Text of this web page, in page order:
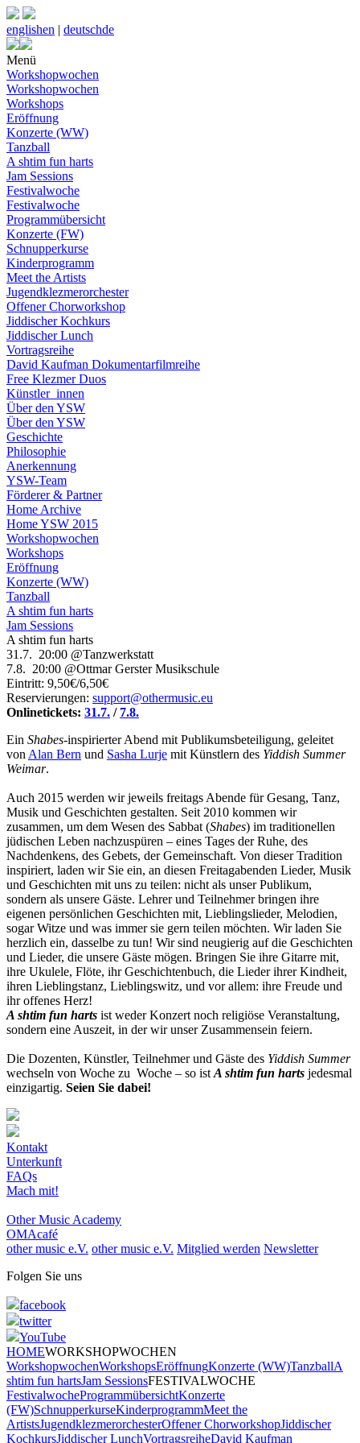
englishen | deutschde
Menü
Workshopwochen
Workshopwochen
Workshops
Eröffnung
Konzerte (WW)
Tanzball
A shtim fun harts
Jam Sessions
Festivalwoche
Festivalwoche
Programmübersicht
Konzerte (FW)
Schnupperkurse
Kinderprogramm
Meet the Artists
Jugendklezmerorchester
Offener Chorworkshop
Jiddischer Kochkurs
Jiddischer Lunch
Vortragsreihe
David Kaufman Dokumentarfilmreihe
Free Klezmer Duos
Künstler_innen
Über den YSW
Über den YSW
Geschichte
Philosophie
Anerkennung
YSW-Team
Förderer & Partner
Home Archive
Home YSW 2015
Workshopwochen
Workshops
Eröffnung
Konzerte (WW)
Tanzball
A shtim fun harts
Jam Sessions
A shtim fun harts
31.7. 20:00 @Tanzwerkstatt
7.8. 20:00 @Ottmar Gerster Musikschule
Eintritt: 9,50€/6,50€
Reservierungen: support@othermusic.eu
Onlinetickets: 31.7. / 7.8.
Ein Shabes-inspirierter Abend mit Publikumsbeteiligung, geleitet
von Alan Bern und Sasha Lurje mit Künstlern des Yiddish Summer
Weimar.
Auch 2015 werden wir jeweils freitags Abende für Gesang, Tanz,
Musik und Geschichten gestalten. Seit 2010 kommen wir
zusammen, um dem Wesen des Sabbat (Shabes) im traditionellen
jüdischen Leben nachzuspüren – eines Tages der Ruhe, des
Nachdenkens, des Gebets, der Gemeinschaft. Von dieser Tradition
inspiriert, laden wir Sie ein, an diesen Freitagabenden Lieder, Musik
und Geschichten mit uns zu teilen: nicht als unser Publikum,
sondern als unsere Gäste. Lehrer und Teilnehmer bringen ihre
eigenen persönlichen Geschichten mit, Lieblingslieder, Melodien,
sogar Witze und was immer sie gern teilen möchten. Wir laden Sie
herzlich ein, dasselbe zu tun! Wir sind neugierig auf die Geschichten
und Lieder, die unsere Gäste mögen. Bringen Sie ihre Gitarre mit,
ihre Ukulele, Flöte, ihr Geschichtenbuch, die Lieder ihrer Kindheit,
ihren Lieblingstanz, Lieblingswitz, und vor allem: ihre Freude und
ihr offenes Herz!
A shtim fun harts ist weder Konzert noch religiöse Veranstaltung,
sondern eine Auszeit, in der wir unser Zusammensein feiern.
Die Dozenten, Künstler, Teilnehmer und Gäste des Yiddish Summer
wechseln von Woche zu Woche – so ist A shtim fun harts jedesmal
einzigartig. Seien Sie dabei!
Kontakt
Unterkunft
FAQs
Mach mit!
Other Music Academy
OMAcafé
other music e.V. other music e.V. Mitglied werden Newsletter
Folgen Sie uns
facebook
twitter
YouTube
HOMEWORKSHOPWOCHEN
WorkshopwochenWorkshopsEröffnungKonzerte (WW)TanzballA
shtim fun hartsJam SessionsFESTIVALWOCHE
FestivalwocheProgrammübersichtKonzerte
(FW)SchnupperkurseKinderprogrammMeet the
ArtistsJugendklezmerorchesterOffener ChorworkshopJiddischer
KochkursJiddischer LunchVortragsreiheDavid Kaufman